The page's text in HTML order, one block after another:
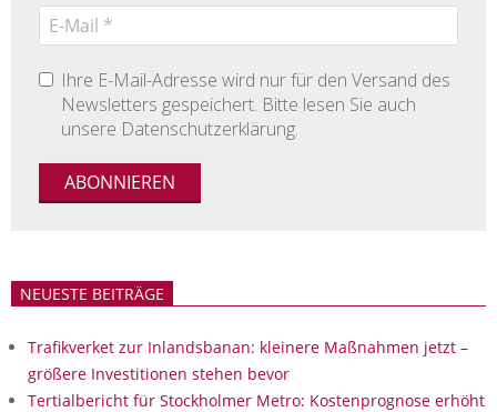
Ihre E-Mail-Adresse wird nur für den Versand des
Newsletters gespeichert. Bitte lesen Sie auch
unsere Datenschutzerklärung.
NEUESTE BEITRÄGE
Trafikverket zur Inlandsbanan: kleinere Maßnahmen jetzt –
größere Investitionen stehen bevor
Tertialbericht für Stockholmer Metro: Kostenprognose erhöht